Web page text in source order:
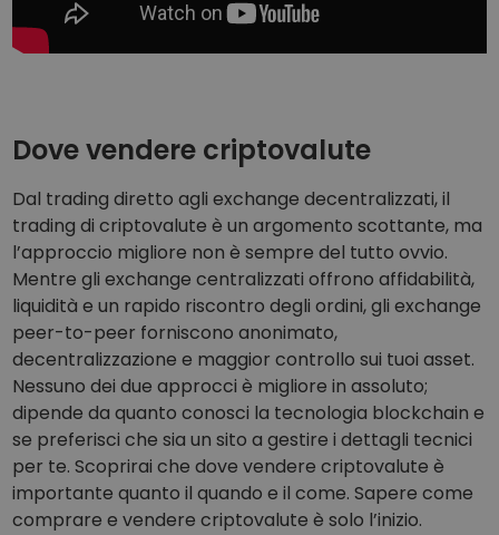
Dove vendere criptovalute
Dal trading diretto agli exchange decentralizzati, il
trading di criptovalute è un argomento scottante, ma
l’approccio migliore non è sempre del tutto ovvio.
Mentre gli exchange centralizzati offrono affidabilità,
liquidità e un rapido riscontro degli ordini, gli exchange
peer-to-peer forniscono anonimato,
decentralizzazione e maggior controllo sui tuoi asset.
Nessuno dei due approcci è migliore in assoluto;
dipende da quanto conosci la tecnologia blockchain e
se preferisci che sia un sito a gestire i dettagli tecnici
per te. Scoprirai che dove vendere criptovalute è
importante quanto il quando e il come. Sapere come
comprare e vendere criptovalute è solo l’inizio.